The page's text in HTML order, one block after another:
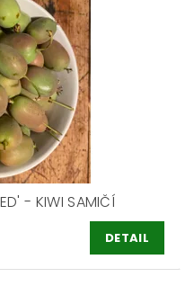
- KIWI SAMIČÍ
DETAIL